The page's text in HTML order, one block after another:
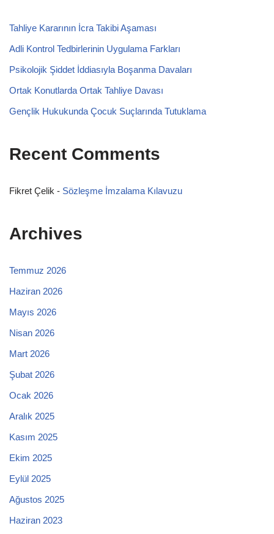
Tahliye Kararının İcra Takibi Aşaması
Adli Kontrol Tedbirlerinin Uygulama Farkları
Psikolojik Şiddet İddiasıyla Boşanma Davaları
Ortak Konutlarda Ortak Tahliye Davası
Gençlik Hukukunda Çocuk Suçlarında Tutuklama
Recent Comments
Fikret Çelik - Sözleşme İmzalama Kılavuzu
Archives
Temmuz 2026
Haziran 2026
Mayıs 2026
Nisan 2026
Mart 2026
Şubat 2026
Ocak 2026
Aralık 2025
Kasım 2025
Ekim 2025
Eylül 2025
Ağustos 2025
Haziran 2023